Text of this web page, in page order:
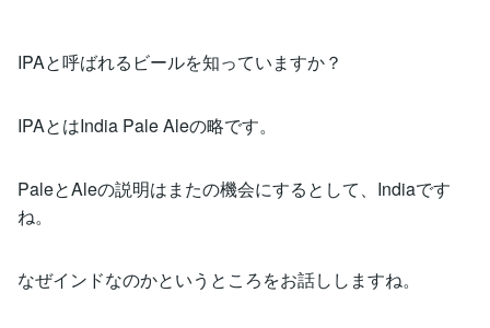
IPAと呼ばれるビールを知っていますか？
IPAとはIndia Pale Aleの略です。
PaleとAleの説明はまたの機会にするとして、Indiaです
ね。
なぜインドなのかというところをお話ししますね。